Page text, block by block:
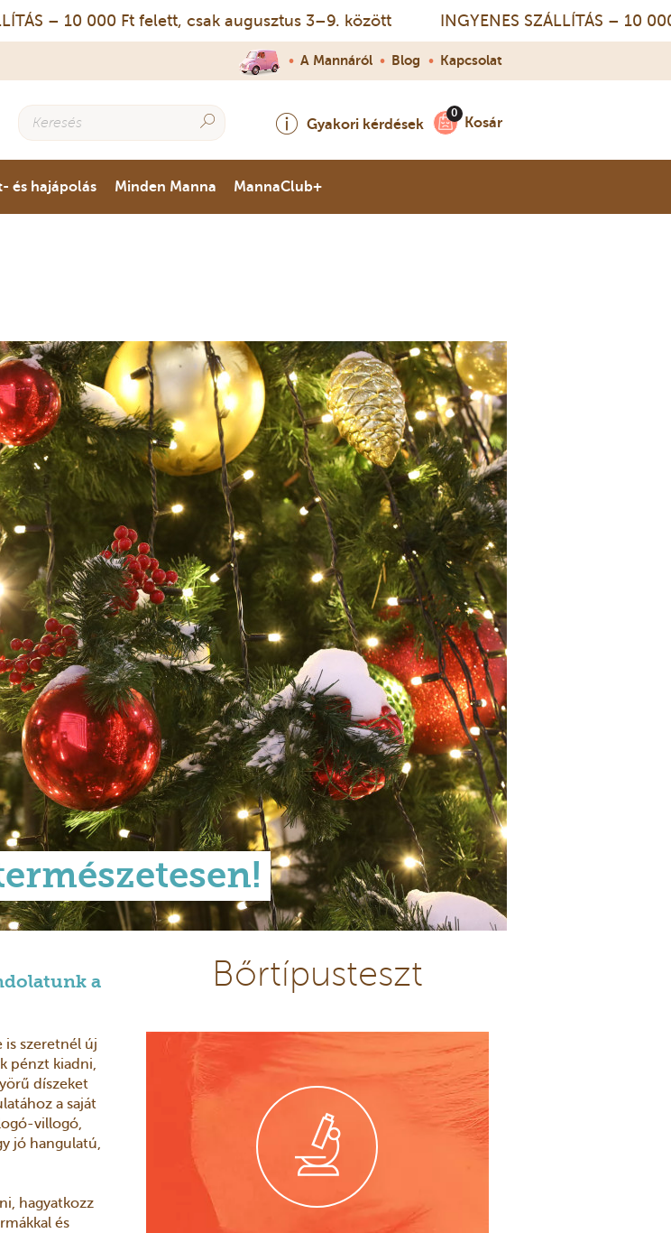
– 10 000 Ft felett, csak augusztus 3–9. között INGYENES SZÁLLÍTÁS – 10 000
• A Mannáról • Blog • Kapcsolat
Gyakori kérdések Kosár
és hajápolás Minden Manna MannaClub+
a
is szeretnél új
pénzt kiadni,
díszeket
a saját
villogó,
jó hangulatú,
hagyatkozz
és
Bőrtípusteszt